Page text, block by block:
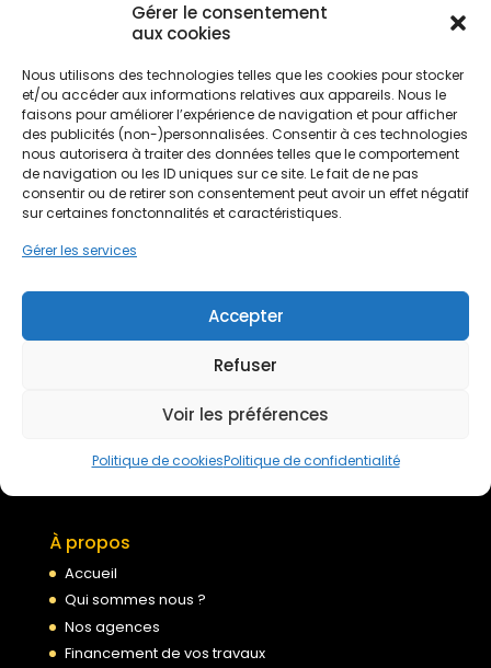
Gérer le consentement
aux cookies
Nous utilisons des technologies telles que les cookies pour stocker
et/ou accéder aux informations relatives aux appareils. Nous le
faisons pour améliorer l’expérience de navigation et pour afficher
des publicités (non-)personnalisées. Consentir à ces technologies
nous autorisera à traiter des données telles que le comportement
de navigation ou les ID uniques sur ce site. Le fait de ne pas
consentir ou de retirer son consentement peut avoir un effet négatif
sur certaines fonctonnalités et caractéristiques.
Gérer les services
Accepter
Refuser
Voir les préférences
Politique de cookiesPolitique de confidentialité
Devis gratuit
Politique de confidentialité
Politique de cookies
À propos
Accueil
Qui sommes nous ?
Nos agences
Financement de vos travaux